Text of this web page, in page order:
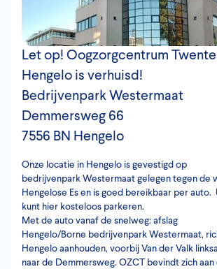
Let op! Oogzorgcentrum
Hengelo is verhuisd!
Bedrijvenpark Westermaat
Demmersweg 66
7556 BN Hengelo
Onze locatie in Hengelo is gevestigd op
bedrijvenpark Westermaat gelegen tegen de
Hengelose Es en is goed bereikbaar per auto.
kunt hier kosteloos parkeren.
Met de auto vanaf de snelweg: afslag
Hengelo/Borne bedrijvenpark Westermaat,
Hengelo aanhouden, voorbij Van der Valk
naar de Demmersweg. OZCT bevindt zich aan